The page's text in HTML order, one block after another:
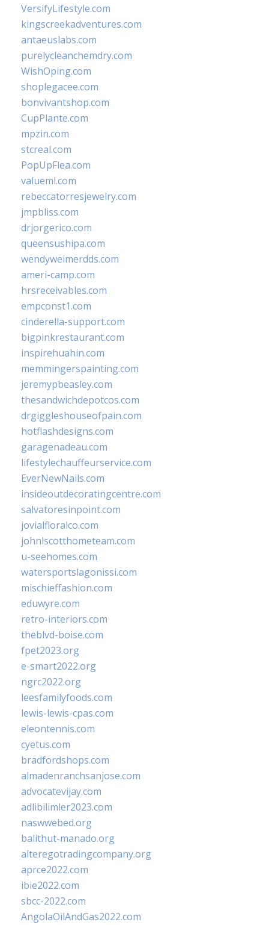
VersifyLifestyle.com
kingscreekadventures.com
antaeuslabs.com
purelycleanchemdry.com
WishOping.com
shoplegacee.com
bonvivantshop.com
CupPlante.com
mpzin.com
stcreal.com
PopUpFlea.com
valueml.com
rebeccatorresjewelry.com
jmpbliss.com
drjorgerico.com
queensushipa.com
wendyweimerdds.com
ameri-camp.com
hrsreceivables.com
empconst1.com
cinderella-support.com
bigpinkrestaurant.com
inspirehuahin.com
memmingerspainting.com
jeremypbeasley.com
thesandwichdepotcos.com
drgiggleshouseofpain.com
hotflashdesigns.com
garagenadeau.com
lifestylechauffeurservice.com
EverNewNails.com
insideoutdecoratingcentre.com
salvatoresinpoint.com
jovialfloralco.com
johnlscotthometeam.com
u-seehomes.com
watersportslagonissi.com
mischieffashion.com
eduwyre.com
retro-interiors.com
theblvd-boise.com
fpet2023.org
e-smart2022.org
ngrc2022.org
leesfamilyfoods.com
lewis-lewis-cpas.com
eleontennis.com
cyetus.com
bradfordshops.com
almadenranchsanjose.com
advocatevijay.com
adlibilimler2023.com
naswwebed.org
balithut-manado.org
alteregotradingcompany.org
aprce2022.com
ibie2022.com
sbcc-2022.com
AngolaOilAndGas2022.com